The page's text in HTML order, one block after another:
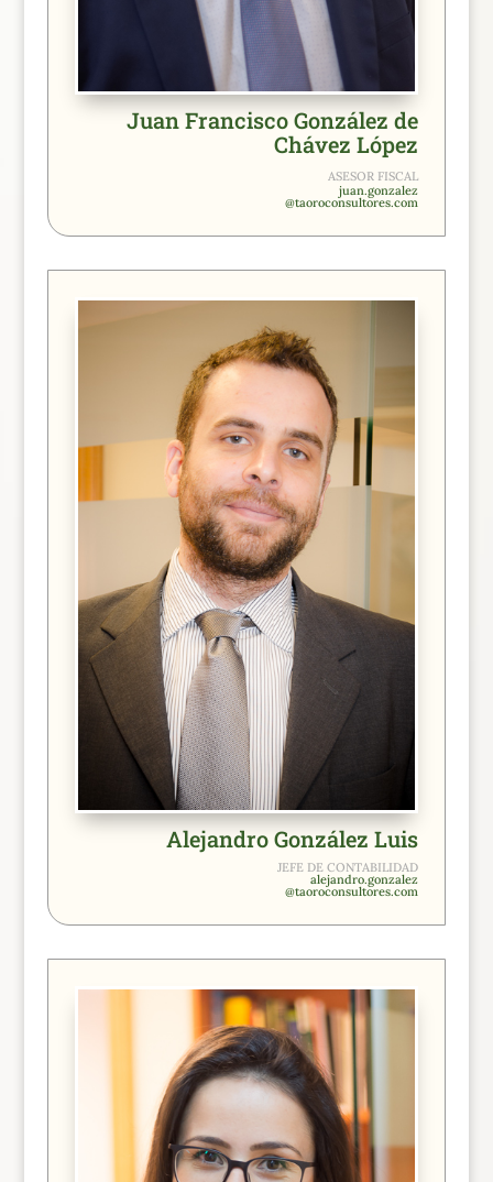
Juan Francisco González de
Chávez López
ASESOR FISCAL
juan.gonzalez
@taoroconsultores.com
Alejandro González Luis
JEFE DE CONTABILIDAD
alejandro.gonzalez
@taoroconsultores.com